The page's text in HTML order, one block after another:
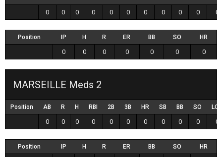
0 0 0 0 0 0 0 0 0 0 0
Position IP H R ER BB SO HR
0 0 0 0 0 0 0
MARSEILLE Meds 2
Position AB R H RBI 2B 3B HR SB BB SO LOB
0 0 0 0 0 0 0 0 0 0 0
Position IP H R ER BB SO HR